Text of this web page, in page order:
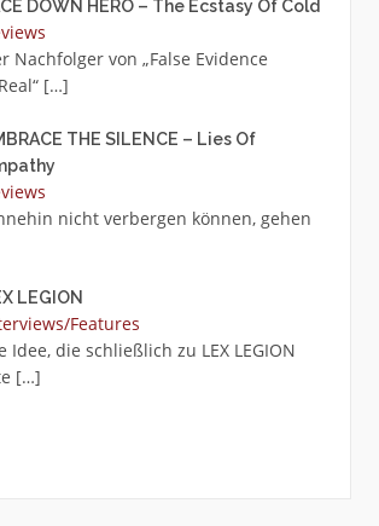
DOWN HERO – The Ecstasy Of Cold
Nachfolger von „False Evidence
[…]
THE SILENCE – Lies Of
nicht verbergen können, gehen
LEGION
Features
Idee, die schließlich zu LEX LEGION
[…]